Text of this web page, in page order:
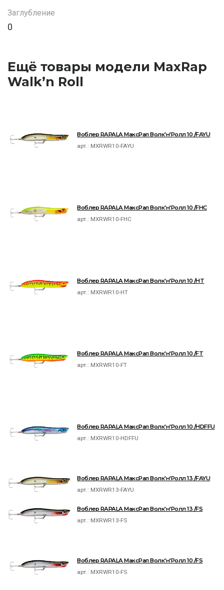
Заглубление
0
Ещё товары модели MaxRap
Walk’n Roll
Воблер RAPALA МаксРап Волк'н'Ролл 10 /FAYU
арт.: MXRWR10-FAYU
Воблер RAPALA МаксРап Волк'н'Ролл 10 /FHC
арт.: MXRWR10-FHC
Воблер RAPALA МаксРап Волк'н'Ролл 10 /HT
арт.: MXRWR10-HT
Воблер RAPALA МаксРап Волк'н'Ролл 10 /FT
арт.: MXRWR10-FT
Воблер RAPALA МаксРап Волк'н'Ролл 10 /HDFFU
арт.: MXRWR10-HDFFU
Воблер RAPALA МаксРап Волк'н'Ролл 13 /FAYU
арт.: MXRWR13-FAYU
Воблер RAPALA МаксРап Волк'н'Ролл 13 /FS
арт.: MXRWR13-FS
Воблер RAPALA МаксРап Волк'н'Ролл 10 /FS
арт.: MXRWR10-FS